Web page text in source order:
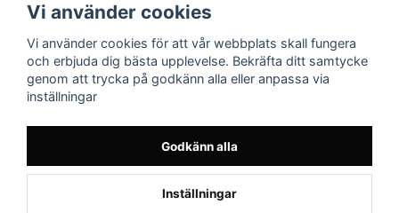
Alice
för 1 år sedan
Vilken fantastisk doft! Och fantastisk kundservice
från detailery! Rekommenderar +++++
för 1 år sedan
Underbar doft och servicen är 👌👌👌👌👌
Cookies
Köpvillkor
Våra partners
Vi använder cookies
Vi använder cookies för att vår webbplats skall fungera
och erbjuda dig bästa upplevelse. Bekräfta ditt samtycke
genom att trycka på godkänn alla eller anpassa via
inställningar
Godkänn alla
Inställningar